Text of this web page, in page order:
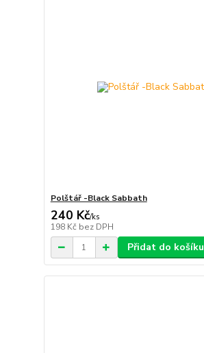
Polštář -Black Sabbath
240 Kč/ks
198 Kč bez DPH
Přidat do košíku